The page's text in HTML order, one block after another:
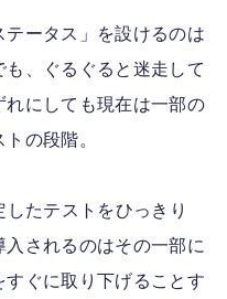
ータス」を設けるのは
、ぐるぐると迷走して
れにしても現在は一部の
の段階。
たテストをひっきり
されるのはその一部に
ぐに取り下げることす